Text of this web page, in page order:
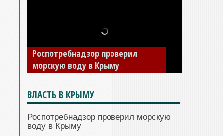
автомобиль — накопил долги по
штрафам ГИБДД
ВЛАСТЬ В КРЫМУ
Роспотребнадзор проверил морскую
воду в Крыму